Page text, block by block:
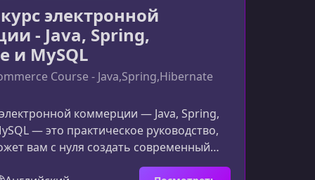
электронной
- Java, Spring,
и MySQL
Course - Java,Spring,Hibernate
коммерции — Java, Spring,
— это практическое руководство,
вам с нуля создать современный
с полноценной архитектурой front-